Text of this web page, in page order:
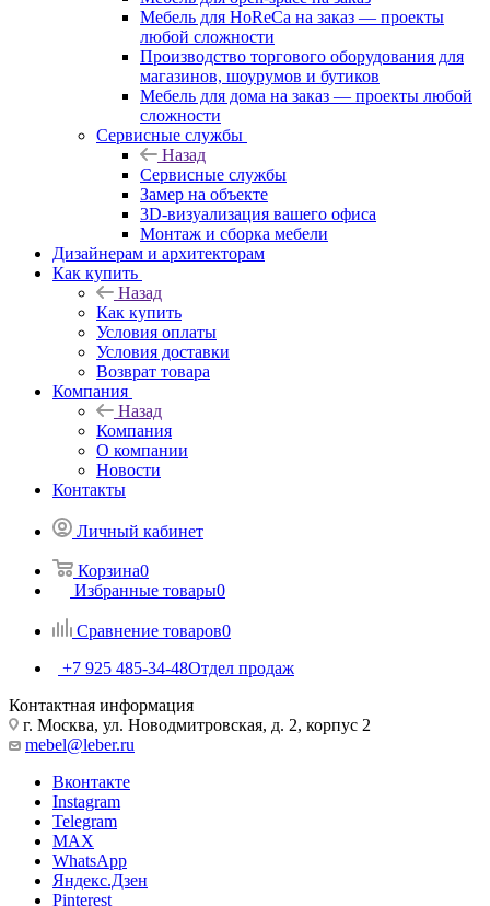
Мебель для HoReCa на заказ — проекты
любой сложности
Производство торгового оборудования для
магазинов, шоурумов и бутиков
Мебель для дома на заказ — проекты любой
сложности
Сервисные службы
Назад
Сервисные службы
Замер на объекте
3D-визуализация вашего офиса
Монтаж и сборка мебели
Дизайнерам и архитекторам
Как купить
Назад
Как купить
Условия оплаты
Условия доставки
Возврат товара
Компания
Назад
Компания
О компании
Новости
Контакты
Личный кабинет
Корзина0
Избранные товары0
Сравнение товаров0
+7 925 485-34-48Отдел продаж
Контактная информация
г. Москва, ул. Новодмитровская, д. 2, корпус 2
mebel@leber.ru
Вконтакте
Instagram
Telegram
MAX
WhatsApp
Яндекс.Дзен
Pinterest